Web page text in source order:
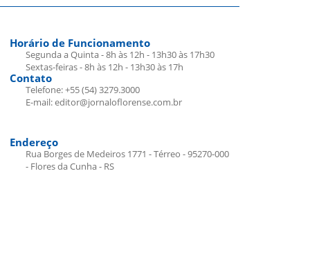
Horário de Funcionamento
Segunda a Quinta - 8h às 12h - 13h30 às 17h30
Sextas-feiras - 8h às 12h - 13h30 às 17h
Contato
Telefone: +55 (54) 3279.3000
E-mail: editor@jornaloflorense.com.br
Endereço
Rua Borges de Medeiros 1771 - Térreo - 95270-000
- Flores da Cunha - RS